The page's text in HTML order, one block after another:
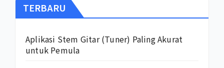
TERBARU
Aplikasi Stem Gitar (Tuner) Paling Akurat
untuk Pemula